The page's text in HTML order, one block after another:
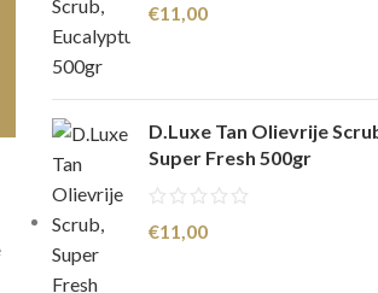
€11,00
D.Luxe Tan Olievrije
Super Fresh 500gr
€11,00